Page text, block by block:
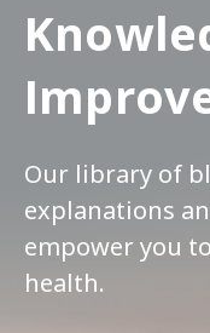
Our library of
explanations
empower you
health.